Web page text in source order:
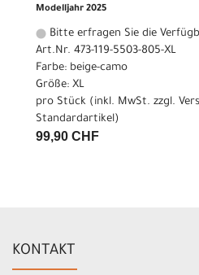
Modelljahr 2025
Bitte erfragen Sie die
Art.Nr. 473-119-5503-805-XL
Farbe: beige-camo
Größe: XL
pro Stück (inkl. MwSt. zzgl.
Standardartikel)
99,90 CHF
KONTAKT